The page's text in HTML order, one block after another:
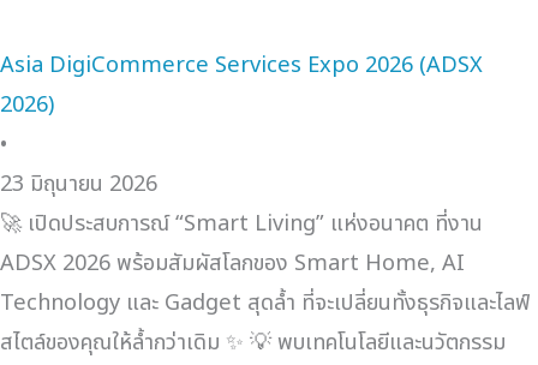
Asia DigiCommerce Services Expo 2026 (ADSX
2026)
•
23 มิถุนายน 2026
🚀 เปิดประสบการณ์ “Smart Living” แห่งอนาคต ที่งาน
ADSX 2026 พร้อมสัมผัสโลกของ Smart Home, AI
Technology และ Gadget สุดล้ำ ที่จะเปลี่ยนทั้งธุรกิจและไลฟ์
สไตล์ของคุณให้ล้ำกว่าเดิม ✨ 💡 พบเทคโนโลยีและนวัตกรรม